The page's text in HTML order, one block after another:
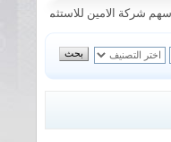
الامين للاستثمار المالي في